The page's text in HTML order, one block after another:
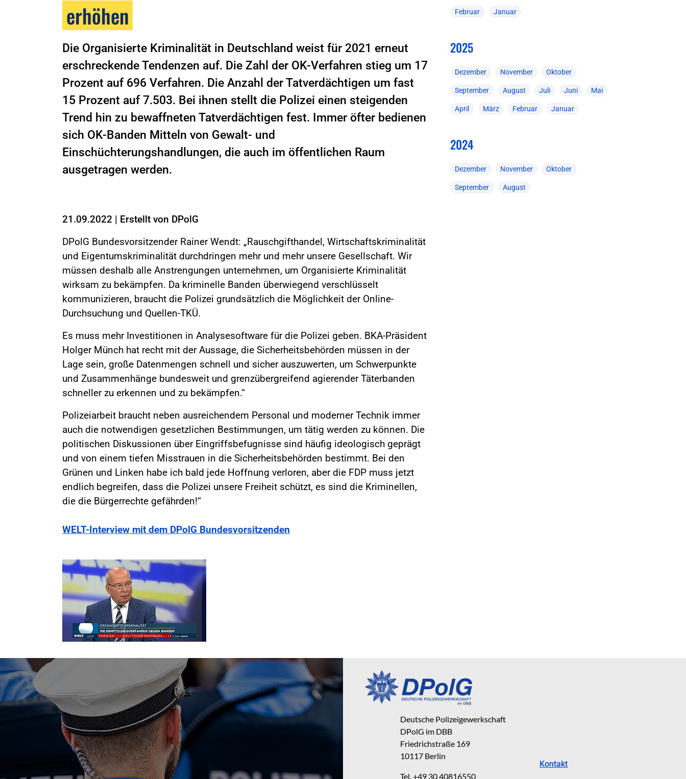
erhöhen
Die Organisierte Kriminalität in Deutschland weist für 2021 erneut
erschreckende Tendenzen auf. Die Zahl der OK-Verfahren stieg um 17
Prozent auf 696 Verfahren. Die Anzahl der Tatverdächtigen um fast
15 Prozent auf 7.503. Bei ihnen stellt die Polizei einen steigenden
Trend hin zu bewaffneten Tatverdächtigen fest. Immer öfter bedienen
sich OK-Banden Mitteln von Gewalt- und
Einschüchterungshandlungen, die auch im öffentlichen Raum
ausgetragen werden.
21.09.2022 | Erstellt von DPolG
DPolG Bundesvorsitzender Rainer Wendt: „Rauschgifthandel, Wirtschaftskriminalität
und Eigentumskriminalität durchdringen mehr und mehr unsere Gesellschaft. Wir
müssen deshalb alle Anstrengungen unternehmen, um Organisierte Kriminalität
wirksam zu bekämpfen. Da kriminelle Banden überwiegend verschlüsselt
kommunizieren, braucht die Polizei grundsätzlich die Möglichkeit der Online-
Durchsuchung und Quellen-TKÜ.
Es muss mehr Investitionen in Analysesoftware für die Polizei geben. BKA-Präsident
Holger Münch hat recht mit der Aussage, die Sicherheitsbehörden müssen in der
Lage sein, große Datenmengen schnell und sicher auszuwerten, um Schwerpunkte
und Zusammenhänge bundesweit und grenzübergreifend agierender Täterbanden
schneller zu erkennen und zu bekämpfen.“
Polizeiarbeit braucht neben ausreichendem Personal und moderner Technik immer
auch die notwendigen gesetzlichen Bestimmungen, um tätig werden zu können. Die
politischen Diskussionen über Eingriffsbefugnisse sind häufig ideologisch geprägt
und von einem tiefen Misstrauen in die Sicherheitsbehörden bestimmt. Bei den
Grünen und Linken habe ich bald jede Hoffnung verloren, aber die FDP muss jetzt
endlich begreifen, dass die Polizei unsere Freiheit schützt, es sind die Kriminellen,
die die Bürgerrechte gefährden!“
WELT-Interview mit dem DPolG Bundesvorsitzenden
Februar Januar
2025
Dezember November Oktober
September August Juli Juni Mai
April März Februar Januar
2024
Dezember November Oktober
September August
Deutsche Polizeigewerkschaft
DPolG im DBB
Friedrichstraße 169
10117 Berlin
Tel. +49 30 40816550
Kontakt